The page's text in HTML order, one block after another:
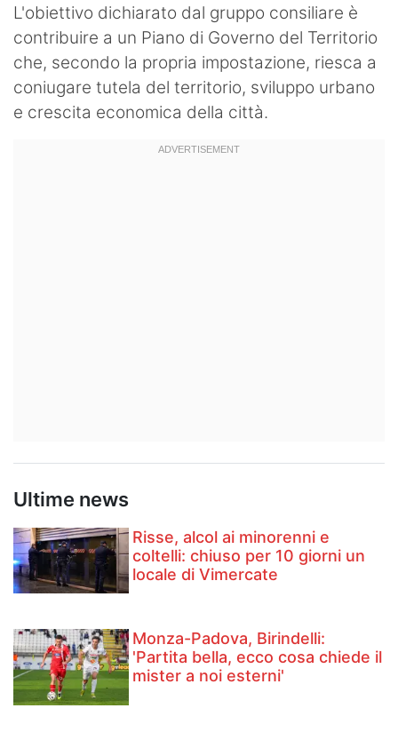
L'obiettivo dichiarato dal gruppo consiliare è
contribuire a un Piano di Governo del Territorio
che, secondo la propria impostazione, riesca a
coniugare tutela del territorio, sviluppo urbano
e crescita economica della città.
Ultime news
Risse, alcol ai minorenni e
coltelli: chiuso per 10 giorni un
locale di Vimercate
Monza-Padova, Birindelli:
'Partita bella, ecco cosa chiede il
mister a noi esterni'